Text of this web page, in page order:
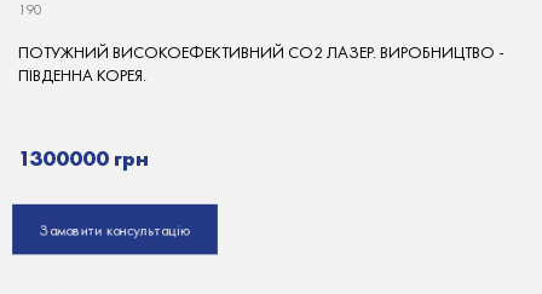
190
ПОТУЖНИЙ ВИСОКОЕФЕКТИВНИЙ СО2 ЛАЗЕР. ВИРОБНИЦТВО -
ПІВДЕННА КОРЕЯ.
1300000 грн
Замовити консультацію